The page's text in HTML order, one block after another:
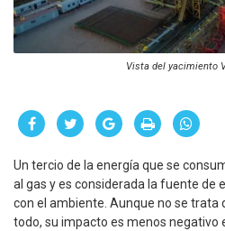
Vista del yacimiento
Un tercio de la energía que se
al gas y es considerada la fuente de
con el ambiente. Aunque no se trata
todo, su impacto es menos negativo